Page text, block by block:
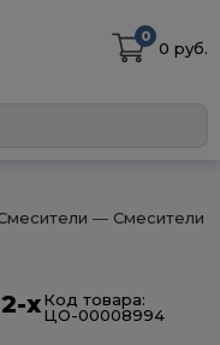
0
0 руб.
― Смесители
хКод товара:
ЦО-00008994